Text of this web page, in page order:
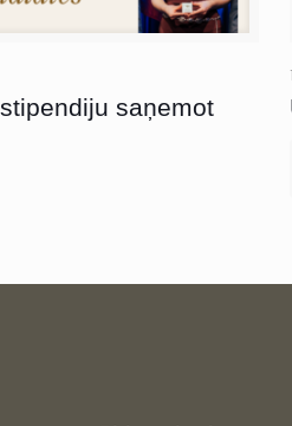
saņemot